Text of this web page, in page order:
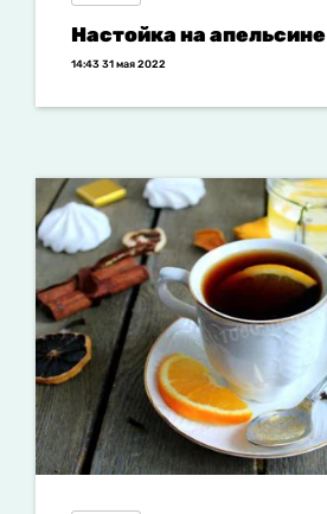
Настойка на апельсине
14:43 31 мая 2022